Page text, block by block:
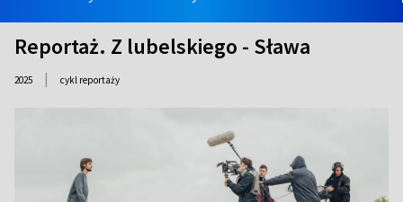
Reportaż. Z lubelskiego - Sława
2025 | cykl reportaży